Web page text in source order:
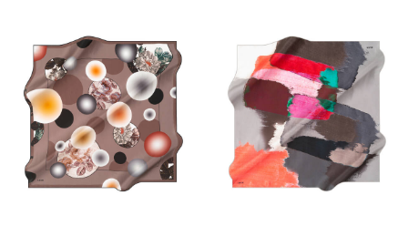
Yıkama ve bakım için ürün etiketindeki talimatları
izleyiniz. İpek ve hassas eşarplarda nazik bakım içinAker
İpek Eşarp Şampuanıkullanabilirsiniz.
Sıkça Sorulan Sorular
Bu eşarbın ölçüsü nedir?
Turuncu İpek Kare Yaprak Desenli Eşarp hangi kumaş
kalitesindedir?
Desen ve renk görünümü nasıldır?